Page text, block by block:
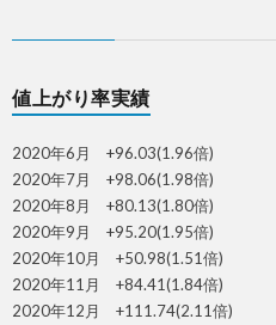
値上がり率実績
2020年6月 +96.03(1.96倍)
2020年7月 +98.06(1.98倍)
2020年8月 +80.13(1.80倍)
2020年9月 +95.20(1.95倍)
2020年10月 +50.98(1.51倍)
2020年11月 +84.41(1.84倍)
2020年12月 +111.74(2.11倍)